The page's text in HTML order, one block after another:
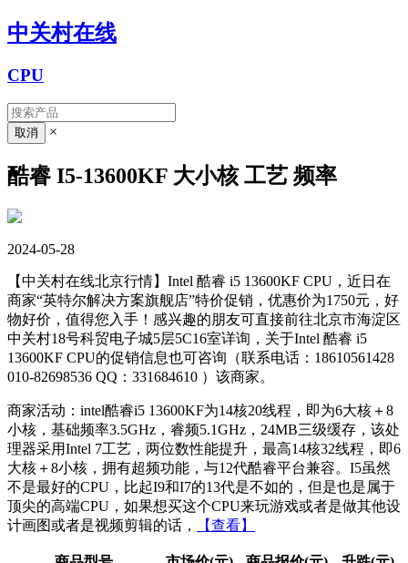
中关村在线
CPU
×
酷睿 I5-13600KF 大小核 工艺 频率
2024-05-28
【中关村在线北京行情】Intel 酷睿 i5 13600KF CPU，近日在
商家“英特尔解决方案旗舰店”特价促销，优惠价为1750元，好
物好价，值得您入手！感兴趣的朋友可直接前往北京市海淀区
中关村18号科贸电子城5层5C16室详询，关于Intel 酷睿 i5
13600KF CPU的促销信息也可咨询（联系电话：18610561428
010-82698536 QQ：331684610 ）该商家。
商家活动：intel酷睿i5 13600KF为14核20线程，即为6大核＋8
小核，基础频率3.5GHz，睿频5.1GHz，24MB三级缓存，该处
理器采用Intel 7工艺，两位数性能提升，最高14核32线程，即6
大核＋8小核，拥有超频功能，与12代酷睿平台兼容。I5虽然
不是最好的CPU，比起I9和I7的13代是不如的，但是也是属于
顶尖的高端CPU，如果想买这个CPU来玩游戏或者是做其他设
计画图或者是视频剪辑的话，
【查看】